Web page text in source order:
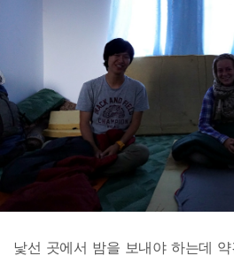
낯선 곳에서 밤을 보내야 하는데